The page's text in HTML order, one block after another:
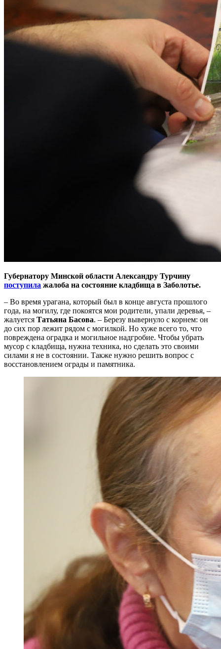
Губернатору Минской области Александру Турчину
поступила жалоба на состояние кладбища в Заболотье.
– Во время урагана, который был в конце августа прошлого
года, на могилу, где покоятся мои родители, упали деревья, –
жалуется Татьяна Басова. – Березу вывернуло с корнем: он
до сих пор лежит рядом с могилкой. Но хуже всего то, что
повреждена оградка и могильное надгробие. Чтобы убрать
мусор с кладбища, нужна техника, но сделать это своими
силами я не в состоянии. Также нужно решить вопрос с
восстановлением ограды и памятника.